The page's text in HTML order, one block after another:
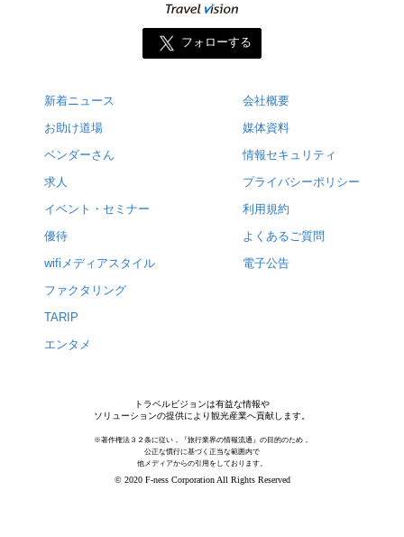
フォローする
新着ニュース
お助け道場
ベンダーさん
求人
イベント・セミナー
優待
wifiメディアスタイル
ファクタリング
TARIP
エンタメ
会社概要
媒体資料
情報セキュリティ
プライバシーポリシー
利用規約
よくあるご質問
電子公告
トラベルビジョンは有益な情報や
ソリューションの提供により観光産業へ貢献します。
※著作権法３２条に従い，『旅行業界の情報流通』の目的のため，
公正な慣行に基づく正当な範囲内で
他メディアからの引用をしております。
© 2020 F-ness Corporation All Rights Reserved